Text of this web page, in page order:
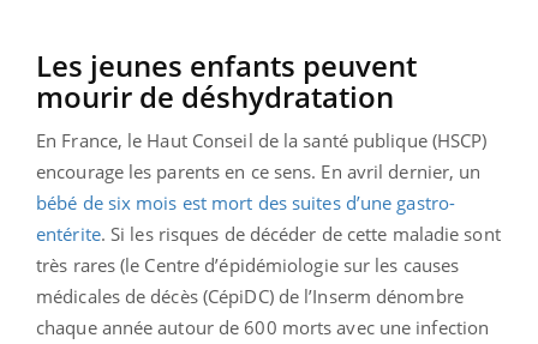
Les jeunes enfants peuvent
mourir de déshydratation
En France, le Haut Conseil de la santé publique (HSCP)
encourage les parents en ce sens. En avril dernier, un
bébé de six mois est mort des suites d’une gastro-
entérite. Si les risques de décéder de cette maladie sont
très rares (le Centre d’épidémiologie sur les causes
médicales de décès (CépiDC) de l’Inserm dénombre
chaque année autour de 600 morts avec une infection